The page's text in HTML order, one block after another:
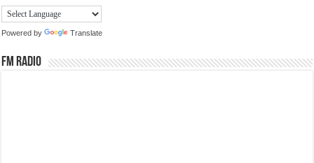
Powered by Translate
FM Radio